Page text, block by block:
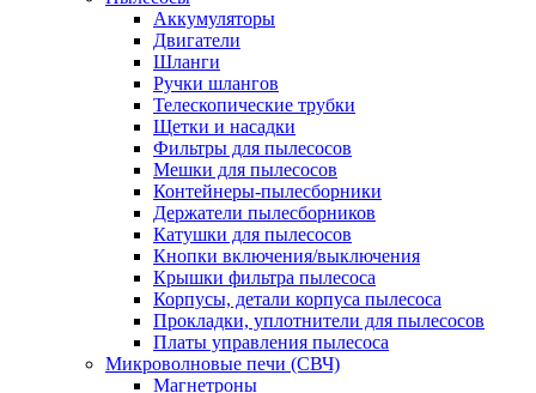
Аккумуляторы
Двигатели
Шланги
Ручки шлангов
Телескопические трубки
Щетки и насадки
Фильтры для пылесосов
Мешки для пылесосов
Контейнеры-пылесборники
Держатели пылесборников
Катушки для пылесосов
Кнопки включения/выключения
Крышки фильтра пылесоса
Корпусы, детали корпуса пылесоса
Прокладки, уплотнители для пылесосов
Платы управления пылесоса
Микроволновые печи (СВЧ)
Магнетроны